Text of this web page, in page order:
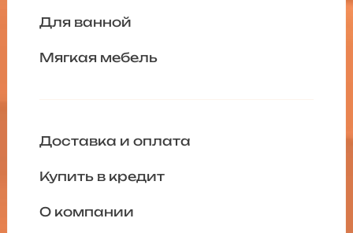
Для ванной
Мягкая мебель
Доставка и оплата
Купить в кредит
О компании